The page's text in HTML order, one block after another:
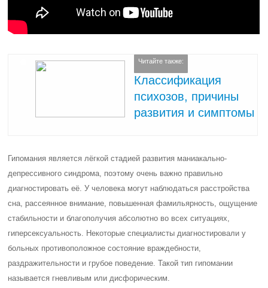
Читайте также:
Классификация
психозов, причины
развития и симптомы
Гипомания является лёгкой стадией развития маниакально-
депрессивного синдрома, поэтому очень важно правильно
диагностировать её. У человека могут наблюдаться расстройства
сна, рассеянное внимание, повышенная фамильярность, ощущение
стабильности и благополучия абсолютно во всех ситуациях,
гиперсексуальность. Некоторые специалисты диагностировали у
больных противоположное состояние враждебности,
раздражительности и грубое поведение. Такой тип гипомании
называется гневливым или дисфорическим.